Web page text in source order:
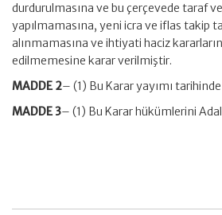
durdurulmasına ve bu çerçevede taraf
yapılmamasına, yeni icra ve iflas takip
alınmamasına ve ihtiyati haciz
edilmemesine karar verilmiştir.
MADDE 2– (1) Bu Karar yayımı
MADDE 3– (1) Bu Karar hükümlerini